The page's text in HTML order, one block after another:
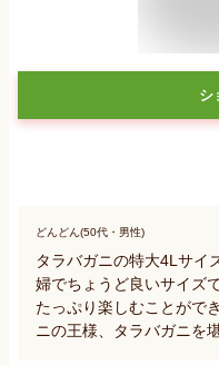
シ
どんどん(50代・男性)
タラバガニの特大4Lサイ
婦でちょうど良いサイズ
たっぷり楽しむことがで
ニの王様、タラバガニを